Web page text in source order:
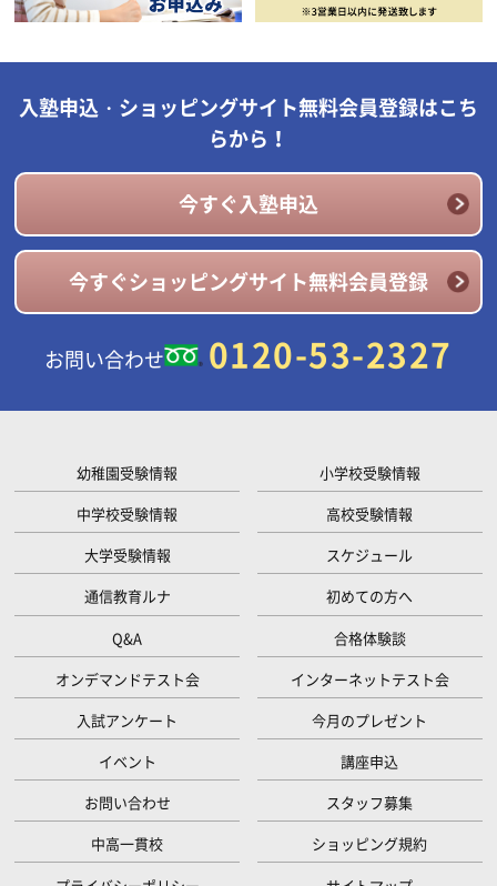
入塾申込・ショッピングサイト無料会員登録はこち
らから！
今すぐ入塾申込
今すぐショッピングサイト無料会員登録
お問い合わせ 0120-53-2327
幼稚園受験情報
小学校受験情報
中学校受験情報
高校受験情報
大学受験情報
スケジュール
通信教育ルナ
初めての方へ
Q&A
合格体験談
オンデマンドテスト会
インターネットテスト会
入試アンケート
今月のプレゼント
イベント
講座申込
お問い合わせ
スタッフ募集
中高一貫校
ショッピング規約